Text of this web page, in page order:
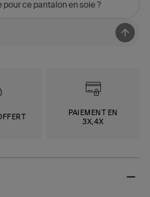
ce pantalon en soie ?
PAIEMENT EN
3X,4X